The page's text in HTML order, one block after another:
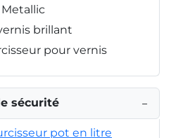
Metallic
brillant
pour vernis
sécurité −
pot en litre